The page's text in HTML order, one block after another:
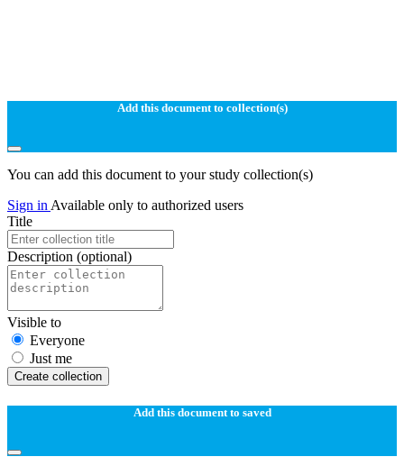
Add this document to collection(s)
You can add this document to your study collection(s)
Sign in Available only to authorized users
Title
Description (optional)
Visible to
Everyone
Just me
Create collection
Add this document to saved